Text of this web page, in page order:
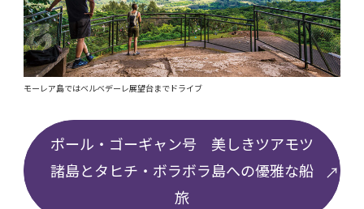
モーレア島ではベルベデーレ展望台までドライブ
ポール・ゴーギャン号 美しきツアモツ
諸島とタヒチ・ボラボラ島への優雅な船
旅